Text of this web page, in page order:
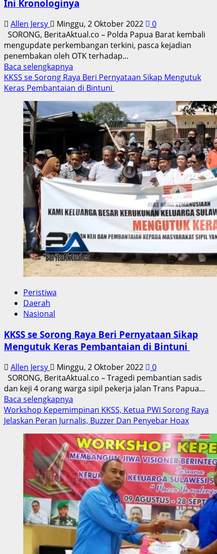
Ini Kronologinya
Allen Jersy Minggu, 2 Oktober 2022
0
SORONG, BeritaAktual.co – Polda Papua Barat kembali
mengupdate perkembangan terkini, pasca kejadian
penembakan oleh OTK terhadap...
Baca selengkapnya
more
about
Juru
Masak
Ditemukan
Selamat,
Ini
Kronologinya
KKSS se Sorong Raya Beri Pernyataan Sikap Mengutuk
Keras Pembantaian di Bintuni
Peristiwa
Daerah
Nasional
KKSS se Sorong Raya Beri Pernyataan Sikap
Mengutuk Keras Pembantaian di Bintuni
Allen Jersy Minggu, 2 Oktober 2022
0
SORONG, BeritaAktual.co – Tragedi pembantian sadis
dan keji 4 orang warga sipil pekerja jalan Trans Papua...
Baca selengkapnya
more
about
se
Sorong
Raya
Beri
Pernyataan
Sikap
Mengutuk
Keras
Pembantaian
di
Bintuni
Workshop Kepemimpinan KKSS, Ketua PWI Sorong Raya
Jelaskan Peran Jurnalis, Buzzer Dan Penyebar Hoax